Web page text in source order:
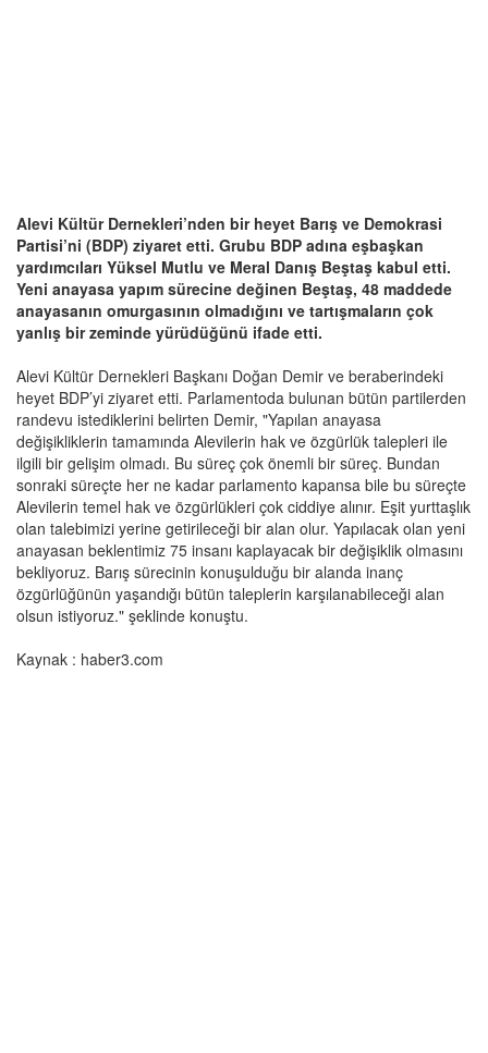
Alevi Kültür Dernekleri’nden bir heyet Barış ve Demokrasi
Partisi’ni (BDP) ziyaret etti. Grubu BDP adına eşbaşkan
yardımcıları Yüksel Mutlu ve Meral Danış Beştaş kabul etti.
Yeni anayasa yapım sürecine değinen Beştaş, 48 maddede
anayasanın omurgasının olmadığını ve tartışmaların çok
yanlış bir zeminde yürüdüğünü ifade etti.
Alevi Kültür Dernekleri Başkanı Doğan Demir ve beraberindeki
heyet BDP’yi ziyaret etti. Parlamentoda bulunan bütün partilerden
randevu istediklerini belirten Demir, "Yapılan anayasa
değişikliklerin tamamında Alevilerin hak ve özgürlük talepleri ile
ilgili bir gelişim olmadı. Bu süreç çok önemli bir süreç. Bundan
sonraki süreçte her ne kadar parlamento kapansa bile bu süreçte
Alevilerin temel hak ve özgürlükleri çok ciddiye alınır. Eşit yurttaşlık
olan talebimizi yerine getirileceği bir alan olur. Yapılacak olan yeni
anayasan beklentimiz 75 insanı kaplayacak bir değişiklik olmasını
bekliyoruz. Barış sürecinin konuşulduğu bir alanda inanç
özgürlüğünün yaşandığı bütün taleplerin karşılanabileceği alan
olsun istiyoruz." şeklinde konuştu.
Kaynak : haber3.com